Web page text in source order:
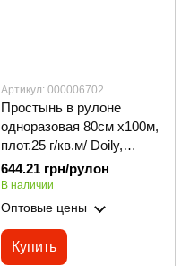
Артикул: 000006702
Простынь в рулоне
одноразовая 80см х100м,
плот.25 г/кв.м/ Doily,
голубая
644.21 грн/рулон
В наличии
Оптовые цены
Купить